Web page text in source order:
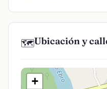
🗺️Ubicación y
+